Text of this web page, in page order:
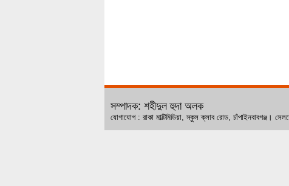
সম্পাদক: শহীদুল হুদা অলক
যোগাযোগ : রাকা মাল্টিমিডিয়া, স্কুল ক্লাব রোড,